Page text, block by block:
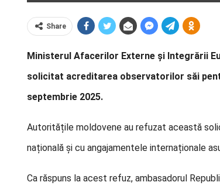
Share
Ministerul Afacerilor Externe și Integrării
solicitat acreditarea observatorilor săi
septembrie 2025.
Autoritățile moldovene au refuzat această
națională și cu angajamentele internaționale
Ca răspuns la acest refuz, ambasadorul